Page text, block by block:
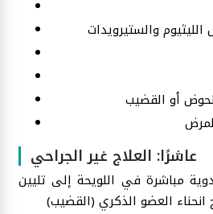
عاشرًا: العلاج غير الجراحي
مباشرة في اللويحة إلى تليين